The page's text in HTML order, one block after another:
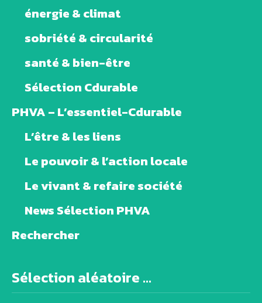
énergie & climat
sobriété & circularité
santé & bien-être
Sélection Cdurable
PHVA – L’essentiel-Cdurable
L’être & les liens
Le pouvoir & l’action locale
Le vivant & refaire société
News Sélection PHVA
Rechercher
Sélection aléatoire ...